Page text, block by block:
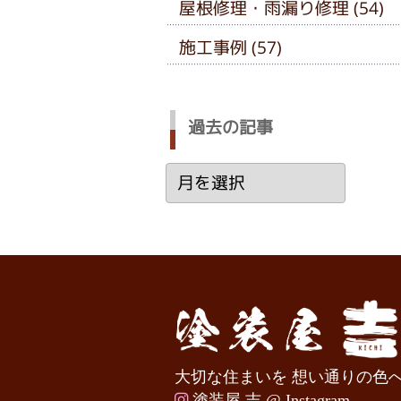
屋根修理・雨漏り修理 (54)
施工事例 (57)
過去の記事
過
去
記
大切な住まいを 想い通りの色